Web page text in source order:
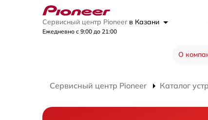
Сервисный центр Pioneer в Казани
Ежедневно с 9:00 до 21:00
О
Сервисный центр Pioneer Каталог